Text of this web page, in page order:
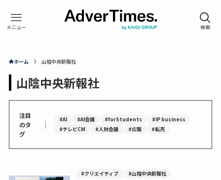
ホーム 山陰中央新報社
山陰中央新報社
注目
のタ
グ
｜ #AI #AI会議 #forStudents
#IP business
#テレビCM
#人財会議 #広報 #転売
#クリエイティブ #山陰中央新報社